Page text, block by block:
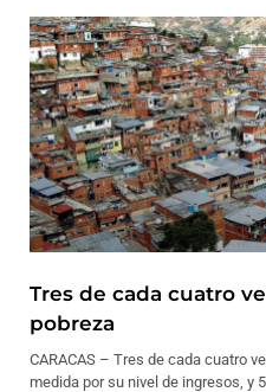
Tres de cada cuatro
pobreza
CARACAS – Tres de cada cuatro
medida por su nivel de ingresos, y